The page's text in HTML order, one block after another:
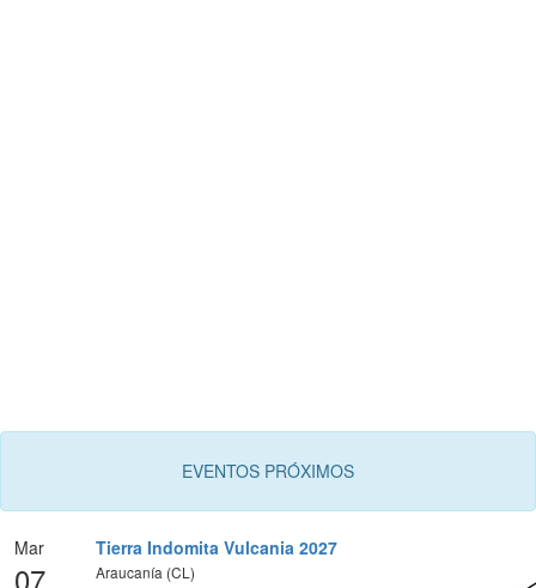
EVENTOS PRÓXIMOS
Mar
07
Tierra Indomita Vulcania 2027
Araucanía (CL)